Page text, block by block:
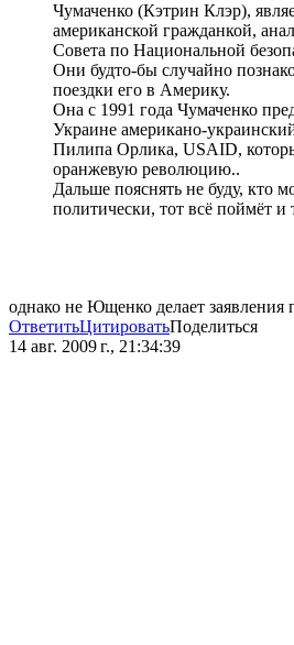
Чумаченко (Кэтрин Клэр),
американской гражданкой,
Совета по Национальной
Они будто-бы случайно
поездки его в Америку.
Она с 1991 года Чумаченко
Украине американо-
Пилипа Орлика, USAID,
оранжевую революцию..
Дальше пояснять не буду, кто
политически, тот всё поймёт и
однако не Ющенко делает заявления
ОтветитьЦитироватьПоделиться
14 авг. 2009 г., 21:34:39